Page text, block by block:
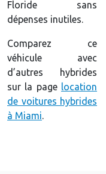
Floride sans
dépenses inutiles.
Comparez ce
véhicule avec
d’autres hybrides
sur la page
location
de voitures hybrides
à Miami